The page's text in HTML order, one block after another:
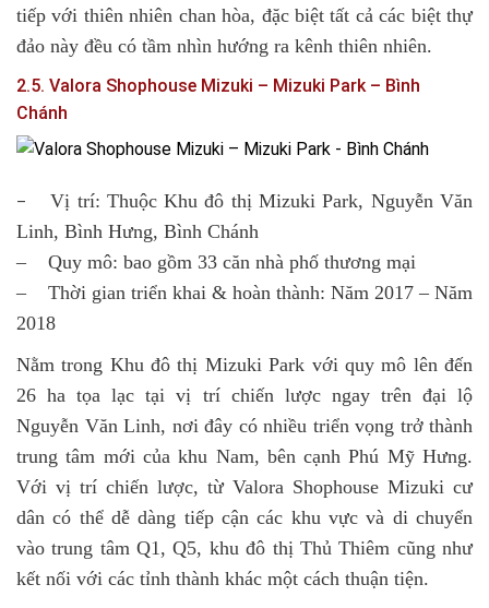
tiếp với thiên nhiên chan hòa, đặc biệt tất cả các biệt thự
đảo này đều có tầm nhìn hướng ra kênh thiên nhiên.
2.5. Valora Shophouse Mizuki – Mizuki Park – Bình
Chánh
–
Vị trí: Thuộc Khu đô thị Mizuki Park, Nguyễn Văn
Linh, Bình Hưng, Bình Chánh
– Quy mô: bao gồm 33 căn nhà phố thương mại
– Thời gian triển khai & hoàn thành: Năm 2017 – Năm
2018
Nằm trong Khu đô thị Mizuki Park với quy mô lên đến
26 ha tọa lạc tại vị trí chiến lược ngay trên đại lộ
Nguyễn Văn Linh, nơi đây có nhiều triển vọng trở thành
trung tâm mới của khu Nam, bên cạnh Phú Mỹ Hưng.
Với vị trí chiến lược, từ Valora Shophouse Mizuki cư
dân có thể dễ dàng tiếp cận các khu vực và di chuyển
vào trung tâm Q1, Q5, khu đô thị Thủ Thiêm cũng như
kết nối với các tỉnh thành khác một cách thuận tiện.